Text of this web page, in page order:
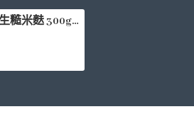
池上鄉農會養生糙米麩 300g/包